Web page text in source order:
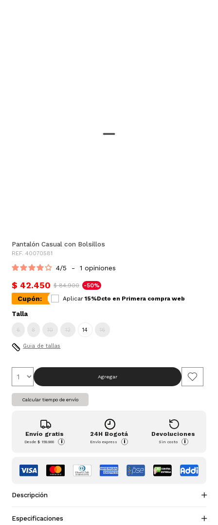
Pantalón Casual con Bolsillos
REF. 40070581
4/5 - 1 opiniones
$ 42.450 $ 84.900 -50%
Cupón: Aplicar 15%Dcto en Primera compra web
Talla
6 8 10 12 14 16
Guia de tallas
Agregar
Calcular tiempo de envío
Envío gratis
Desde$ 159.900 i
24H Bogotá
Envío express i
Devoluciones
Sin costo i
Descripción
Especificaciones